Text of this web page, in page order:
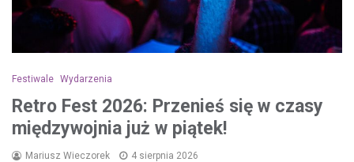
Festiwale Wydarzenia
Retro Fest 2026: Przenieś się w czasy
międzywojnia już w piątek!
Mariusz Wieczorek 4 sierpnia 2026